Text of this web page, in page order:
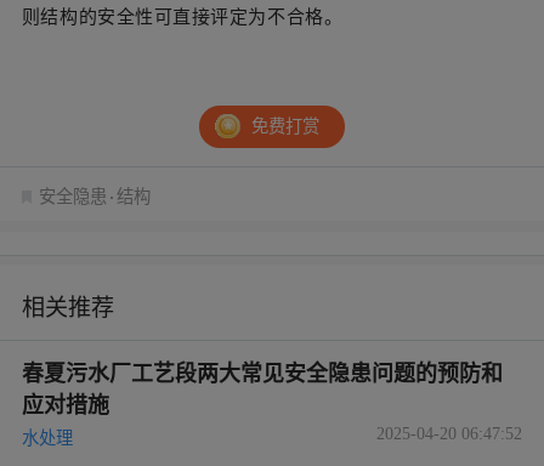
则结构的安全性可直接评定为不合格。
免费打赏
安全隐患 结构
相关推荐
春夏污水厂工艺段两大常见安全隐患问题的预防和
应对措施
水处理 2025-04-20 06:47:52